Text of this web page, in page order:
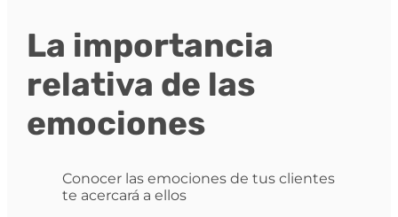
La importancia
relativa de las
emociones
Conocer las emociones de tus clientes
te acercará a ellos